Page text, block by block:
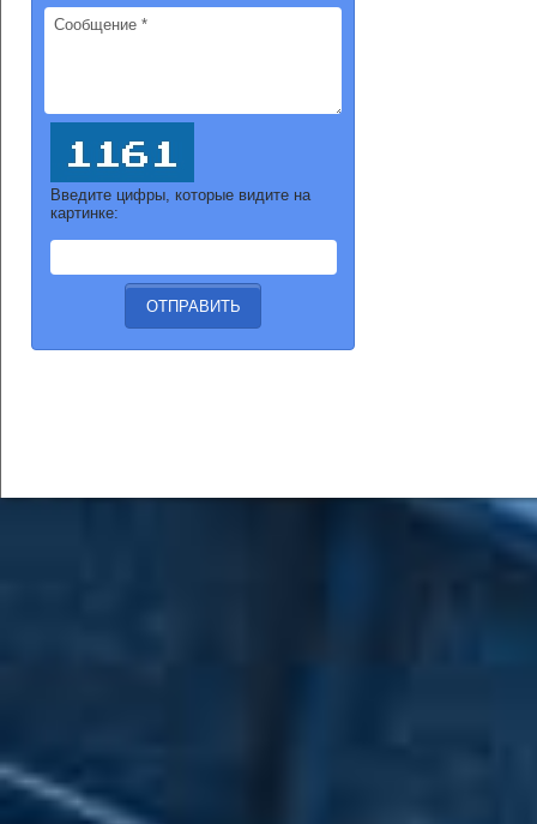
Введите цифры, которые видите на
картинке: